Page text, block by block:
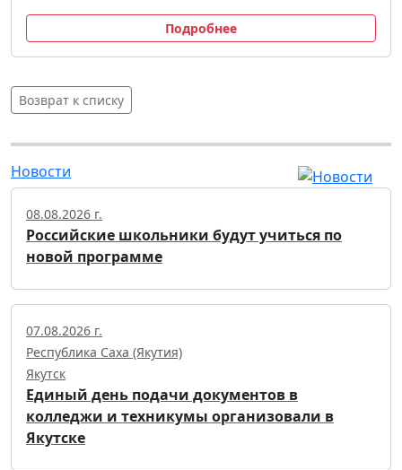
Подробнее
Возврат к списку
Новости
08.08.2026 г.
Российские школьники будут учиться по
новой программе
07.08.2026 г.
Республика Саха (Якутия)
Якутск
Единый день подачи документов в
колледжи и техникумы организовали в
Якутске